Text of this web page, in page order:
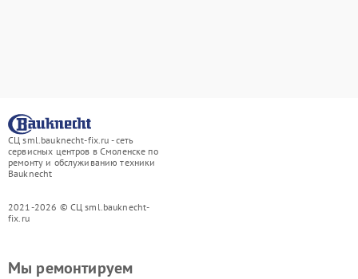
СЦ sml.bauknecht-fix.ru - сеть
сервисных центров в Смоленске по
ремонту и обслуживанию техники
Bauknecht
2021-2026 © СЦ sml.bauknecht-
fix.ru
Мы ремонтируем